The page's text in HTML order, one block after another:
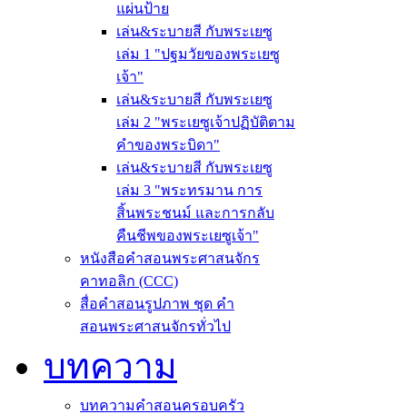
แผ่นป้าย
เล่น&ระบายสี กับพระเยซู
เล่ม 1 "ปฐมวัยของพระเยซู
เจ้า"
เล่น&ระบายสี กับพระเยซู
เล่ม 2 "พระเยซูเจ้าปฏิบัติตาม
คำของพระบิดา"
เล่น&ระบายสี กับพระเยซู
เล่ม 3 "พระทรมาน การ
สิ้นพระชนม์ และการกลับ
คืนชีพของพระเยซูเจ้า"
หนังสือคำสอนพระศาสนจักร
คาทอลิก (CCC)
สื่อคำสอนรูปภาพ ชุด คำ
สอนพระศาสนจักรทั่วไป
บทความ
บทความคำสอนครอบครัว